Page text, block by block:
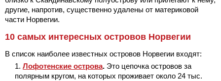
другие, напротив, существенно удалены от материковой
части Норвегии.
10 самых интересных островов Норвегии
В список наиболее известных островов Норвегии входят:
Лофотенские острова. Это цепочка островов за
полярным кругом, на которых проживает около 24 тыс.